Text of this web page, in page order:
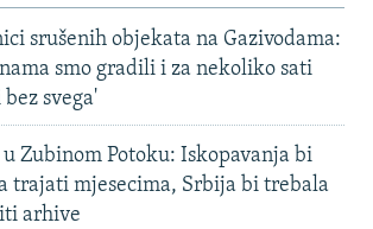
srušenih objekata na Gazivodama:
smo gradili i za nekoliko sati
svega'
Zubinom Potoku: Iskopavanja bi
trajati mjesecima, Srbija bi trebala
arhive